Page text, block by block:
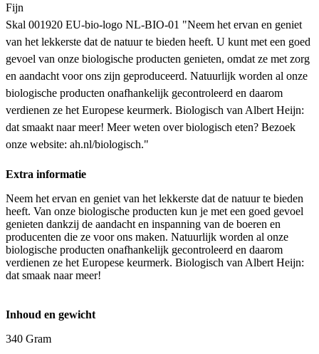
Fijn
Skal 001920 EU-bio-logo NL-BIO-01 "Neem het ervan en geniet
van het lekkerste dat de natuur te bieden heeft. U kunt met een goed
gevoel van onze biologische producten genieten, omdat ze met zorg
en aandacht voor ons zijn geproduceerd. Natuurlijk worden al onze
biologische producten onafhankelijk gecontroleerd en daarom
verdienen ze het Europese keurmerk. Biologisch van Albert Heijn:
dat smaakt naar meer! Meer weten over biologisch eten? Bezoek
onze website: ah.nl/biologisch."
Extra informatie
Neem het ervan en geniet van het lekkerste dat de natuur te bieden
heeft. Van onze biologische producten kun je met een goed gevoel
genieten dankzij de aandacht en inspanning van de boeren en
producenten die ze voor ons maken. Natuurlijk worden al onze
biologische producten onafhankelijk gecontroleerd en daarom
verdienen ze het Europese keurmerk. Biologisch van Albert Heijn:
dat smaak naar meer!
Inhoud en gewicht
340 Gram